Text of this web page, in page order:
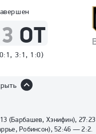
3 ОТ
3:1, 1:0)
13 (Барбашев,Хэнифин), 27:23
,Робинсон), 52:46 —2:2.